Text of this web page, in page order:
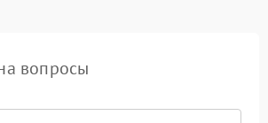
вопросы